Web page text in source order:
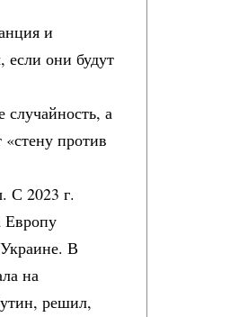
и
если они будут
случайность, а
против
С 2023 г.
Европу
В
на
решил,